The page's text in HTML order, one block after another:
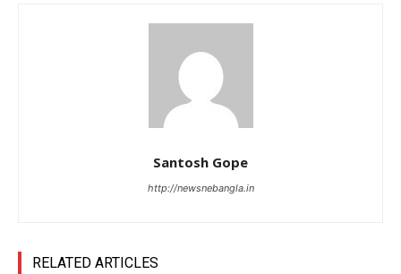
Santosh Gope
http://newsnebangla.in
RELATED ARTICLES